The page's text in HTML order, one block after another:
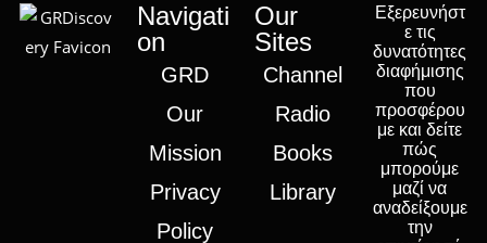
Navigati
on
GRD
Our
Mission
Privacy
Policy
Our
Sites
Channel
Radio
Books
Library
Εξερευνήστ
ε τις
δυνατότητες
διαφήμισης
που
προσφέρου
με και δείτε
πώς
μπορούμε
μαζί να
αναδείξουμε
την